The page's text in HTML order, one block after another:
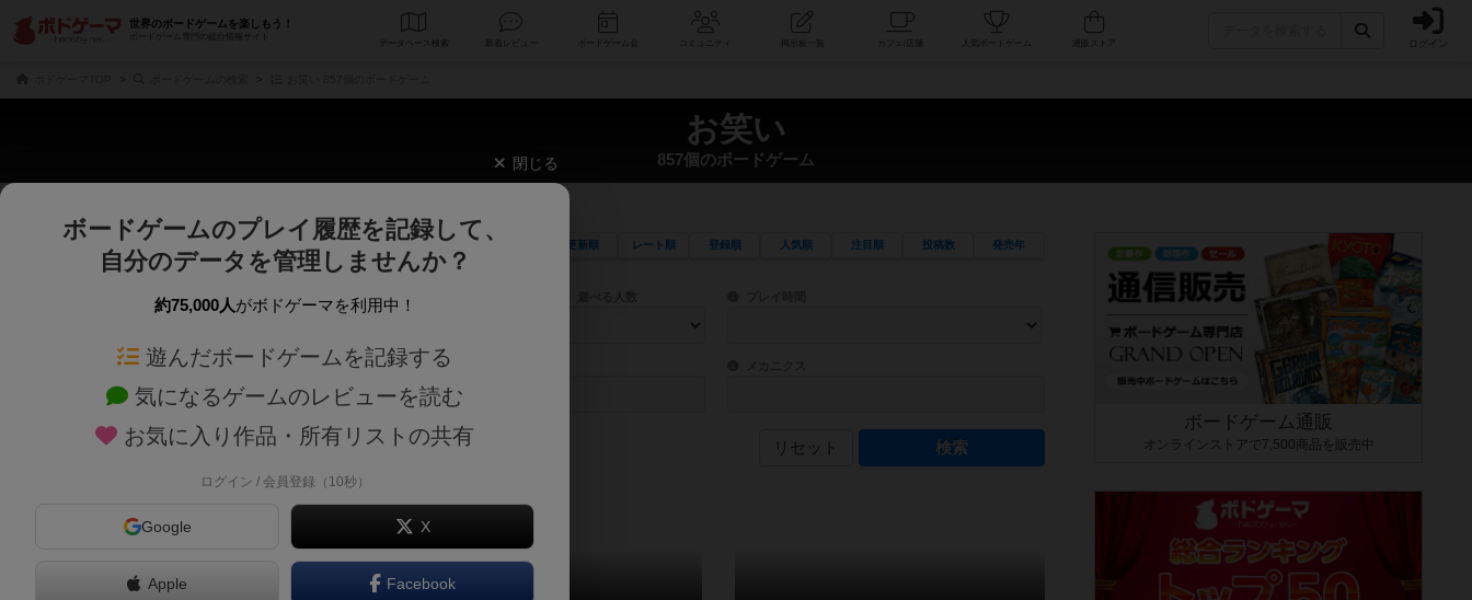
世界のボードゲームを楽しもう！
ボードゲーム専門の総合情報サイト
データベース コミュニティ 人気ボードゲーム ログイン
お笑い
857個のボードゲーム
じっくり表示 更新順 レート順 登録順 人気順 注目順 投稿数 発売年
商品名、商品説明文、デザイナー名、テーマ名、メカニクス名を対象にフリーワード検索ができます。
ゲームデザイナー名を指定して検索できます。
ゲームデザイナー 目安となる所要時間を指定することができます。マニュアルを読む時間や参加者へのルール説明時間は含まれていないため、初めて
対象年齢を指定します。 世界観や登場人物などモチーフ・ストーリーを指定することができます。直感的にゲームシステムを理解できるよう、中世ファンタジー・クッキング・海賊同士の対決など、ゲームコンセプトを絞
テーマ/フレーバー
×お笑い
ゲーム性を構成するコアシステムです。主にボードゲームに慣れている方向けの絞込機能です。例えば「ダイスロール」はランダ
リセット
ボードゲーム通販
オンラインストアで7,500商品を販売中
閉じる
ボードゲームのプレイ履歴を記録して、
自分のデータを管理しませんか？
約75,000人がボドゲーマを利用中！
遊んだボードゲームを記録する
気になるゲームのレビューを読む
お気に入り作品・所有リストの共有
ログイン / 会員登録（10秒）
Google X
Apple Facebook